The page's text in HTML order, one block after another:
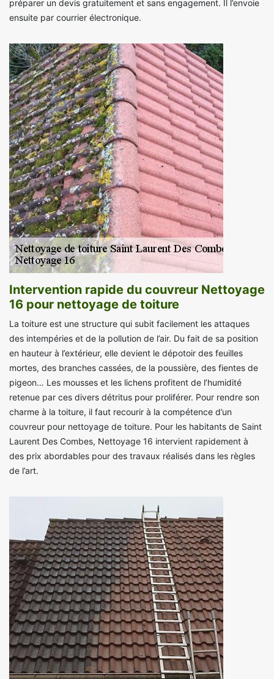
préparer un devis gratuitement et sans engagement. Il l’envoie
ensuite par courrier électronique.
Intervention rapide du couvreur Nettoyage
16 pour nettoyage de toiture
La toiture est une structure qui subit facilement les attaques
des intempéries et de la pollution de l’air. Du fait de sa position
en hauteur à l’extérieur, elle devient le dépotoir des feuilles
mortes, des branches cassées, de la poussière, des fientes de
pigeon… Les mousses et les lichens profitent de l’humidité
retenue par ces divers détritus pour proliférer. Pour rendre son
charme à la toiture, il faut recourir à la compétence d’un
couvreur pour nettoyage de toiture. Pour les habitants de Saint
Laurent Des Combes, Nettoyage 16 intervient rapidement à
des prix abordables pour des travaux réalisés dans les règles
de l’art.